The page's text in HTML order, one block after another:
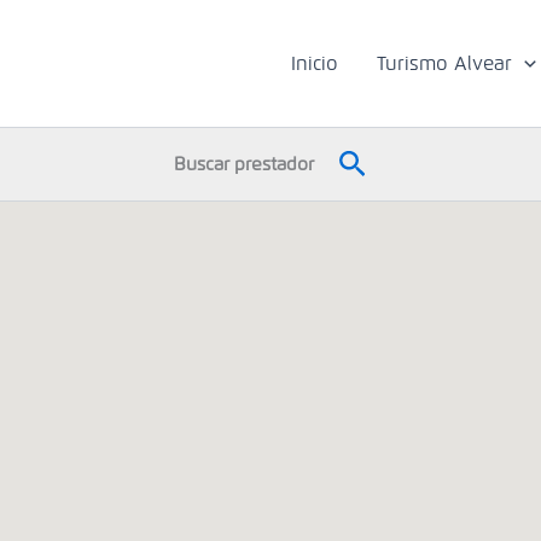
Inicio Turismo Alvear
Buscar prestador Buscar